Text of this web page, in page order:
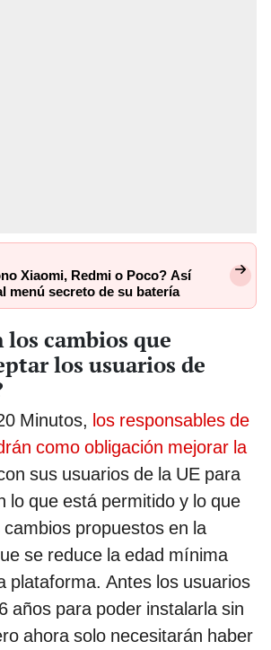
Xiaomi, Redmi o Poco? Así
menú secreto de su batería
los cambios que
los usuarios de
Minutos, los responsables de
como obligación mejorar la
sus usuarios de la UE para
lo que está permitido y lo que
propuestos en la
se reduce la edad mínima
plataforma. Antes los usuarios
años para poder instalarla sin
ahora solo necesitarán haber